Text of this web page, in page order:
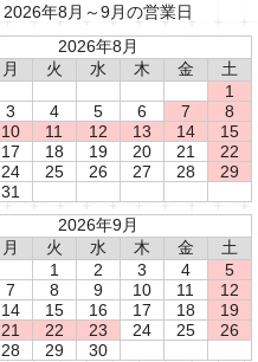
2026年8月～9月の営業日
2026年8月
月 火 水 木 金
土
1
3 4 5 6 7
8
10 11 12 13 14
15
17 18 19 20 21
22
24 25 26 27 28
29
31
2026年9月
月 火 水 木 金
土
1
2 3 4
5
7 8 9 10 11
12
14 15 16 17 18
19
21 22 23 24 25
26
28 29 30